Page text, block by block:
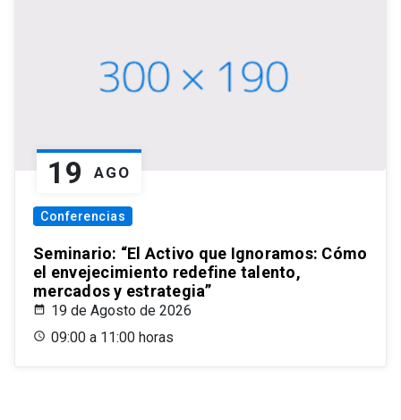
19 AGO
Conferencias
Seminario: “El Activo que Ignoramos: Cómo
el envejecimiento redefine talento,
mercados y estrategia”
19 de Agosto de 2026
09:00 a 11:00 horas